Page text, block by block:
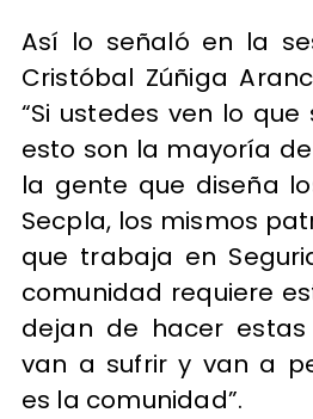
Así lo señaló en la
Cristóbal Zúñiga
“Si ustedes ven lo
esto son la mayoría
la gente que diseña
Secpla, los mismos
que trabaja en
comunidad requiere
dejan de hacer
van a sufrir y van a
es la comunidad”.